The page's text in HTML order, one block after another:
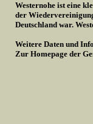
Westernohe ist eine
der
Deutschland war.
Weitere Daten und
Zur Homepage der